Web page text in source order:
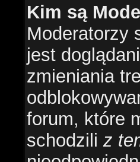
Kim są
Moderatorzy
jest
zmieniania
forum, które
schodzili z